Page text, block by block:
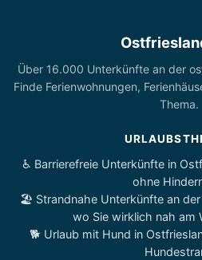
Über 16.000 Unterkünfte an der
Finde Ferienwohnungen,
Thema.
♿ Barrierefreie Unterkünfte in
ohne
🏖️ Strandnahe Unterkünfte an
wo Sie wirklich nah am
🐕 Urlaub mit Hund in